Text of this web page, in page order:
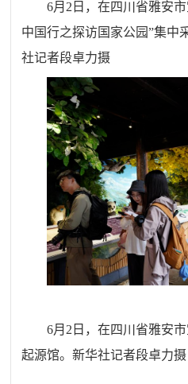
6月2日，在四川省雅安
中国行之探访国家公园”集中
社记者段卓力摄
6月2日，在四川省雅安
起源馆。新华社记者段卓力摄